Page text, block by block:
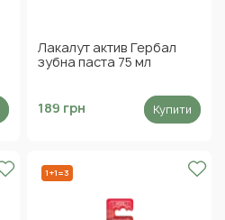
Лакалут актив Гербал
зубна паста 75 мл
189 грн Купити
1+1=3